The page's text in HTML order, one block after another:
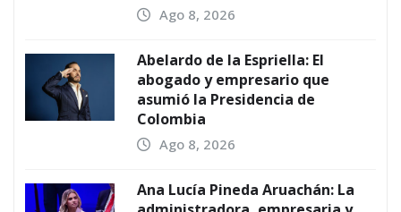
Ago 8, 2026
Abelardo de la Espriella: El
abogado y empresario que
asumió la Presidencia de
Colombia
Ago 8, 2026
Ana Lucía Pineda Aruachán: La